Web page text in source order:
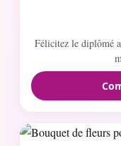
Félicitez le diplômé